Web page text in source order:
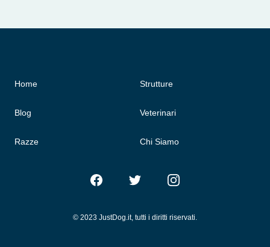
Home
Blog
Razze
Strutture
Veterinari
Chi Siamo
FacebookTwitter Instagram
© 2023 JustDog.it, tutti i diritti riservati.